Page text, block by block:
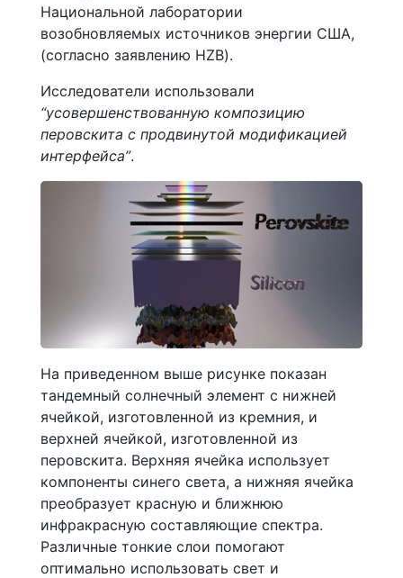
Национальной лаборатории
возобновляемых источников энергии США,
(согласно заявлению HZB).
Исследователи использовали
“усовершенствованную композицию
перовскита с продвинутой модификацией
интерфейса”.
На приведенном выше рисунке показан
тандемный солнечный элемент с нижней
ячейкой, изготовленной из кремния, и
верхней ячейкой, изготовленной из
перовскита. Верхняя ячейка использует
компоненты синего света, а нижняя ячейка
преобразует красную и ближнюю
инфракрасную составляющие спектра.
Различные тонкие слои помогают
оптимально использовать свет и